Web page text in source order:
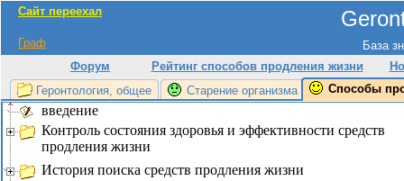
Сайт переехал
База
Граф
Форум
Рейтинг способов продления жизни
Геронтология, общее
Старение организма Способы
введение
Контроль состояния здоровья и эффективности средств
продления жизни
История поиска средств продления жизни